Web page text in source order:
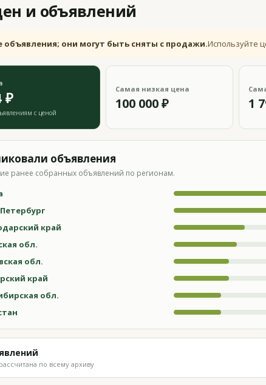
и объявлений
объявления; они могут быть сняты с продажи.Используйте
₽
с ценой
Самая низкая цена
100 000 ₽ 1
объявления
ранее собранных объявлений по регионам.
край
обл.
обл.
край
обл.
по всему архиву